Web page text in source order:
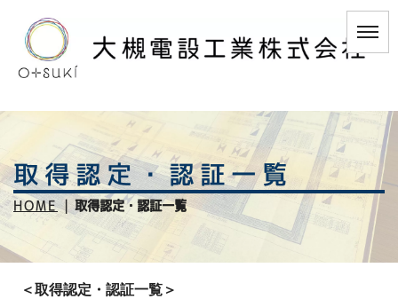
取得認定・認証一覧
HOME| 取得認定・認証一覧
＜取得認定・認証一覧＞